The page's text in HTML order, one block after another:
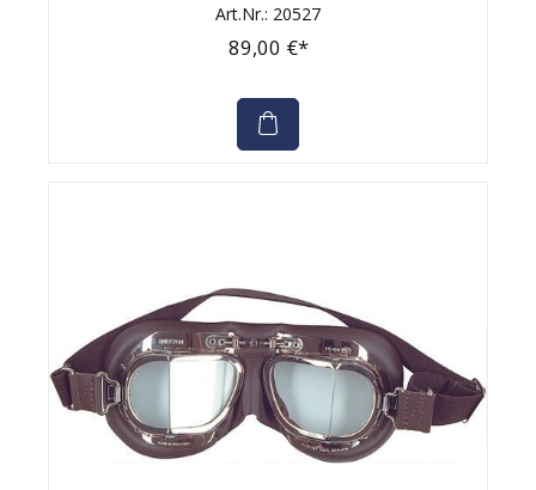
Art.Nr.: 20527
89,00 €*